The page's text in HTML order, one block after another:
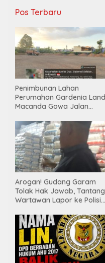
Pos Terbaru
Penimbunan Lahan
Perumahan Gardenia Land
Macanda Gowa Jalan
Gunakan Material
Tambang Ilegal
Arogan! Gudang Garam
Tolak Hak Jawab, Tantang
Wartawan Lapor ke Polisi